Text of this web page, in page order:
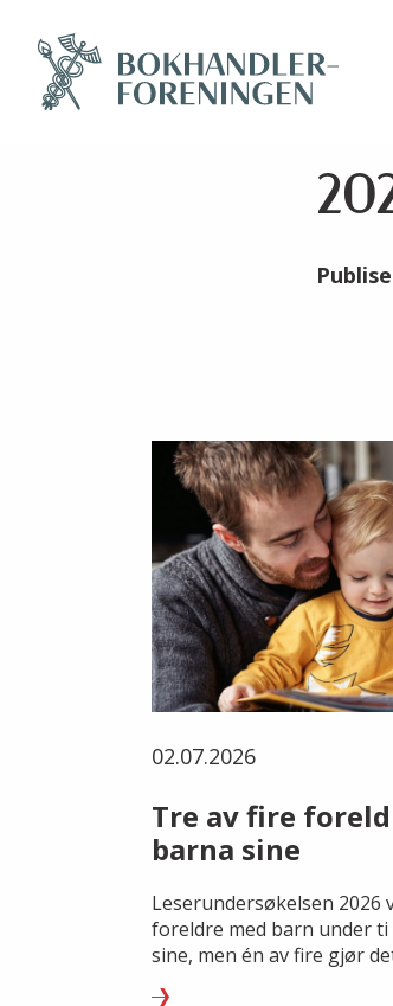
02.07.2026
Tre av fire
barna sine
Leserundersøkelsen 2026
foreldre med barn under
sine, men én av fire gjør